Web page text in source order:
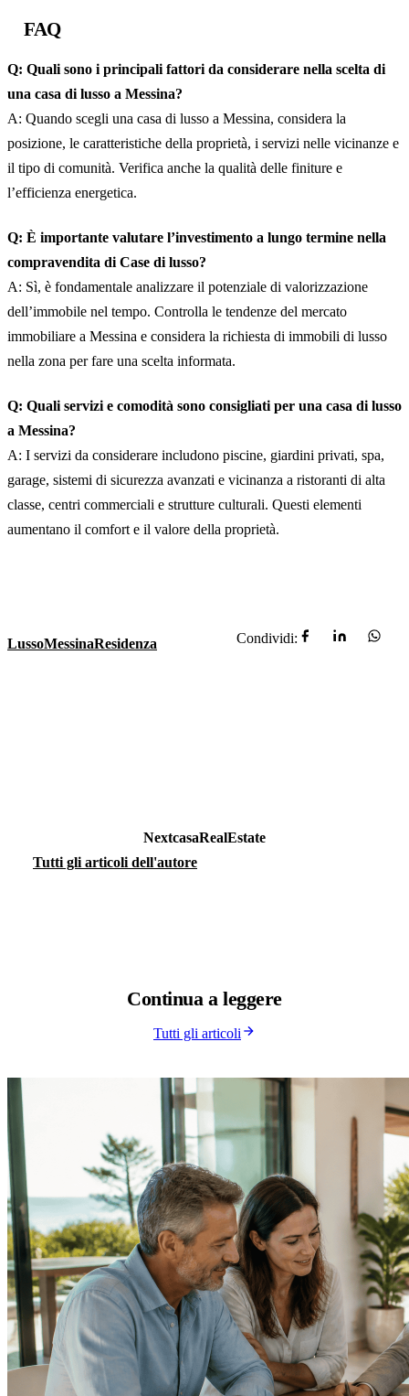
FAQ
Q: Quali sono i principali fattori da considerare nella scelta di
una casa di lusso a Messina?
A: Quando scegli una casa di lusso a Messina, considera la
posizione, le caratteristiche della proprietà, i servizi nelle vicinanze e
il tipo di comunità. Verifica anche la qualità delle finiture e
l’efficienza energetica.
Q: È importante valutare l’investimento a lungo termine nella
compravendita di Case di lusso?
A: Sì, è fondamentale analizzare il potenziale di valorizzazione
dell’immobile nel tempo. Controlla le tendenze del mercato
immobiliare a Messina e considera la richiesta di immobili di lusso
nella zona per fare una scelta informata.
Q: Quali servizi e comodità sono consigliati per una casa di lusso
a Messina?
A: I servizi da considerare includono piscine, giardini privati, spa,
garage, sistemi di sicurezza avanzati e vicinanza a ristoranti di alta
classe, centri commerciali e strutture culturali. Questi elementi
aumentano il comfort e il valore della proprietà.
LussoMessinaResidenza Condividi:
NextcasaRealEstate
Tutti gli articoli dell'autore
Continua aleggere
Tutti gli articoli